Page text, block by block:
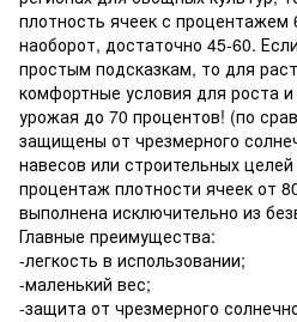
плотность ячеек с процентажем
наоборот, достаточно 45-60.
простым подсказкам, то для
комфортные условия для роста
урожая до 70 процентов! (по
защищены от чрезмерного
навесов или строительных
процентаж плотности ячеек от
выполнена исключительно из
Главные преимущества:
-легкость в использовании;
-маленький вес;
-защита от чрезмерного